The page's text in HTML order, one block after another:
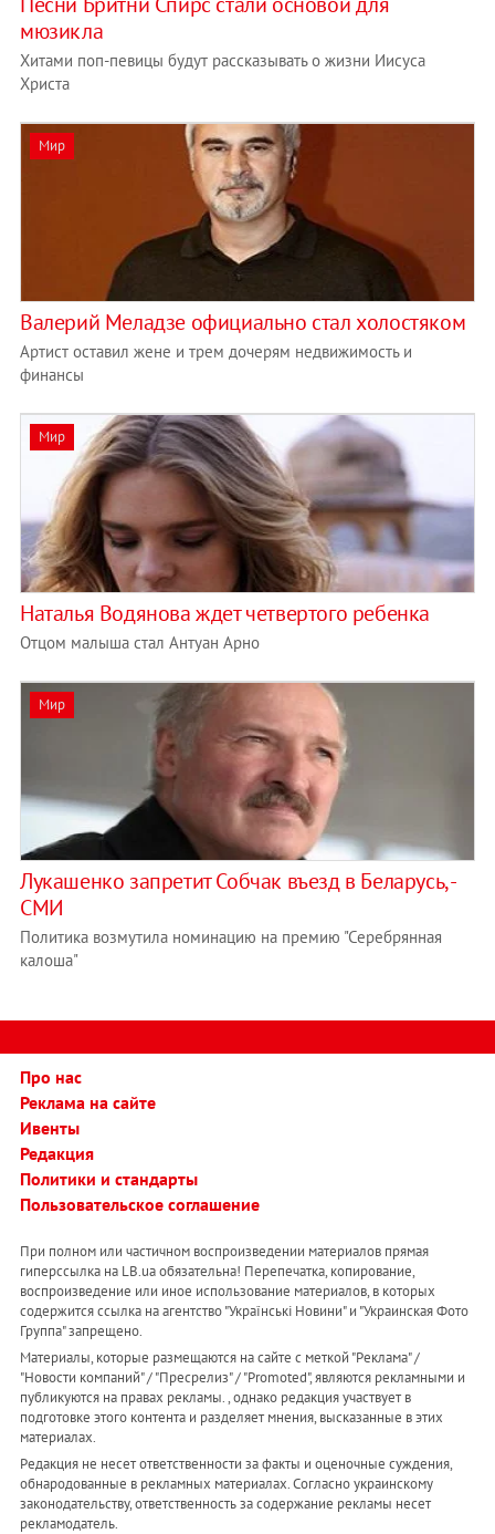
мюзикла
Хитами поп-певицы будут рассказывать о жизни Иисуса
Христа
Мир
Валерий Меладзе официально стал холостяком
Артист оставил жене и трем дочерям недвижимость и
финансы
Мир
Наталья Водянова ждет четвертого ребенка
Отцом малыша стал Антуан Арно
Мир
Лукашенко запретит Собчак въезд в Беларусь, -
СМИ
Политика возмутила номинацию на премию "Серебрянная
калоша"
Про нас
Реклама на сайте
Ивенты
Редакция
Политики и стандарты
Пользовательское соглашение
При полном или частичном воспроизведении материалов прямая
гиперссылка на LB.ua обязательна! Перепечатка, копирование,
воспроизведение или иное использование материалов, в которых
содержится ссылка на агентство "Українськi Новини" и "Украинская Фото
Группа" запрещено.
Материалы, которые размещаются на сайте с меткой "Реклама" /
"Новости компаний" / "Пресрелиз" / "Promoted", являются рекламными и
публикуются на правах рекламы. , однако редакция участвует в
подготовке этого контента и разделяет мнения, высказанные в этих
материалах.
Редакция не несет ответственности за факты и оценочные суждения,
обнародованные в рекламных материалах. Согласно украинскому
законодательству, ответственность за содержание рекламы несет
рекламодатель.